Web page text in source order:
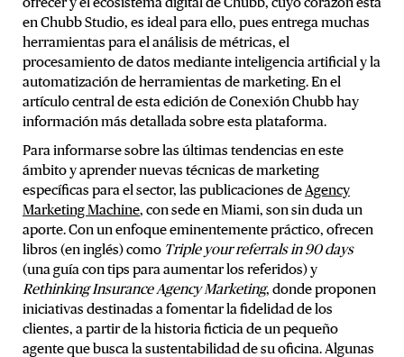
en Chubb Studio, es ideal para ello, pues entrega muchas
herramientas para el análisis de métricas, el
procesamiento de datos mediante inteligencia artificial y la
automatización de herramientas de marketing. En el
artículo central de esta edición de Conexión Chubb hay
información más detallada sobre esta plataforma.
Para informarse sobre las últimas tendencias en este
ámbito y aprender nuevas técnicas de marketing
específicas para el sector, las publicaciones de Agency
Marketing Machine, con sede en Miami, son sin duda un
aporte. Con un enfoque eminentemente práctico, ofrecen
libros (en inglés) como Triple your referrals in 90 days
(una guía con tips para aumentar los referidos) y
Rethinking Insurance Agency Marketing, donde proponen
iniciativas destinadas a fomentar la fidelidad de los
clientes, a partir de la historia ficticia de un pequeño
agente que busca la sustentabilidad de su oficina. Algunas